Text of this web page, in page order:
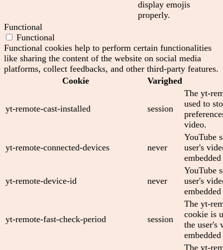
display emojis
properly.
Functional
Functional
Functional cookies help to perform certain functionalities
like sharing the content of the website on social media
platforms, collect feedbacks, and other third-party features.
Cookie
Varighed
yt-remote-cast-installed session
The yt-
used to
video.
yt-remote-connected-devices never
YouTube
user's
yt-remote-device-id never
YouTube
user's
yt-remote-fast-check-period session
The yt-
cookie is
the user's
The yt-